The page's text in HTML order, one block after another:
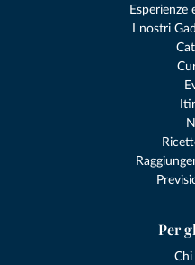
Esperienze
I nostri
Per
Chi